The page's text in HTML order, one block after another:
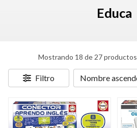
Educa
Mostrando 18 de 27 productos
Filtro